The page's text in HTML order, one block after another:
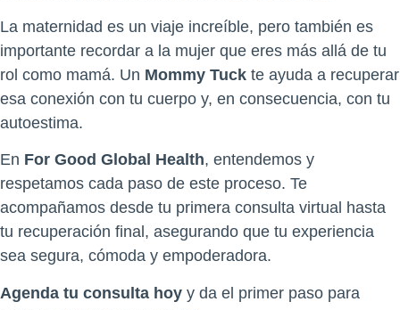
La maternidad es un viaje increíble, pero también es
importante recordar a la mujer que eres más allá de tu
rol como mamá. Un Mommy Tuck te ayuda a recuperar
esa conexión con tu cuerpo y, en consecuencia, con tu
autoestima.
En For Good Global Health, entendemos y
respetamos cada paso de este proceso. Te
acompañamos desde tu primera consulta virtual hasta
tu recuperación final, asegurando que tu experiencia
sea segura, cómoda y empoderadora.
Agenda tu consulta hoy y da el primer paso para